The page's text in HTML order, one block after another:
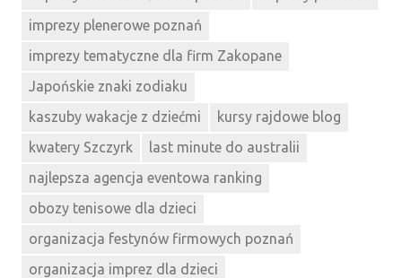
imprezy plenerowe poznań
imprezy tematyczne dla firm Zakopane
Japońskie znaki zodiaku
kaszuby wakacje z dziećmi
kursy rajdowe blog
kwatery Szczyrk
last minute do australii
najlepsza agencja eventowa ranking
obozy tenisowe dla dzieci
organizacja festynów firmowych poznań
organizacja imprez dla dzieci